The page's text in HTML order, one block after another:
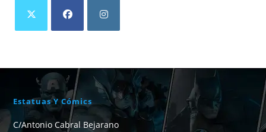
Estatuas Y Cómics
C/Antonio Cabral Bejarano